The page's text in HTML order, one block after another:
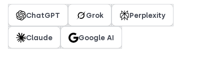
ChatGPT Grok Perplexity
Claude Google AI